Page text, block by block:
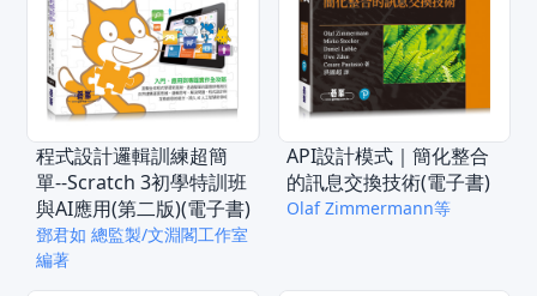
程式設計邏輯訓練超簡
單--Scratch 3初學特訓班
與AI應用(第二版)(電子書)
鄧君如 總監製/文淵閣工作室
編著
API設計模式｜簡化整合
的訊息交換技術(電子書)
Olaf Zimmermann等